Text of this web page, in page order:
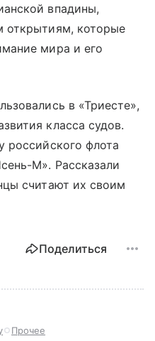
впадины,
открытиям, которые
мира и его
в «Триесте»,
класса судов.
российского флота
М». Рассказали
считают их своим
Поделиться
Прочее